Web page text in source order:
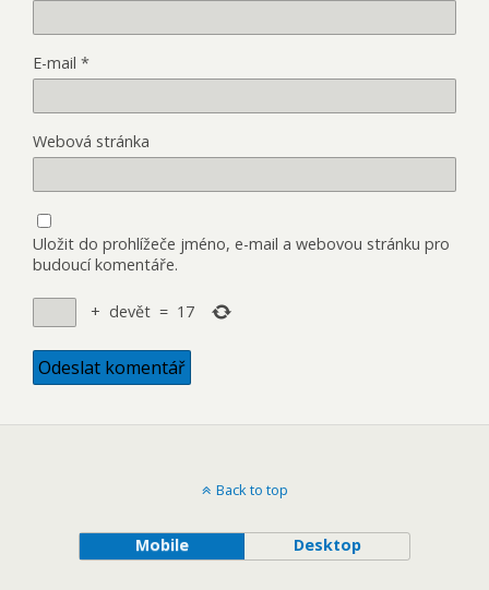
E-mail *
Webová stránka
Uložit do prohlížeče jméno, e-mail a webovou stránku pro
budoucí komentáře.
+ devět = 17
Back to top
Mobile Desktop